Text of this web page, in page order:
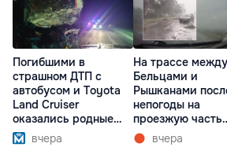
Погибшими в
страшном ДТП с
автобусом и Toyota
Land Cruiser
оказались родные
братьявчера
На трассе между
Бельцами и
Рышканами
непогоды на
проезжую часть
упали деревья
вчера